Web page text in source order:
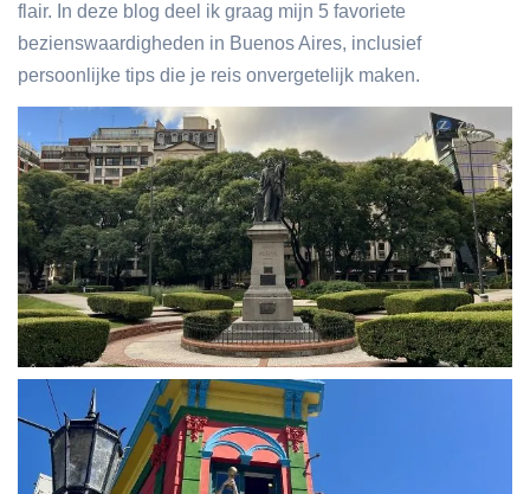
flair. In deze blog deel ik graag mijn 5 favoriete
bezienswaardigheden in Buenos Aires, inclusief
persoonlijke tips die je reis onvergetelijk maken.